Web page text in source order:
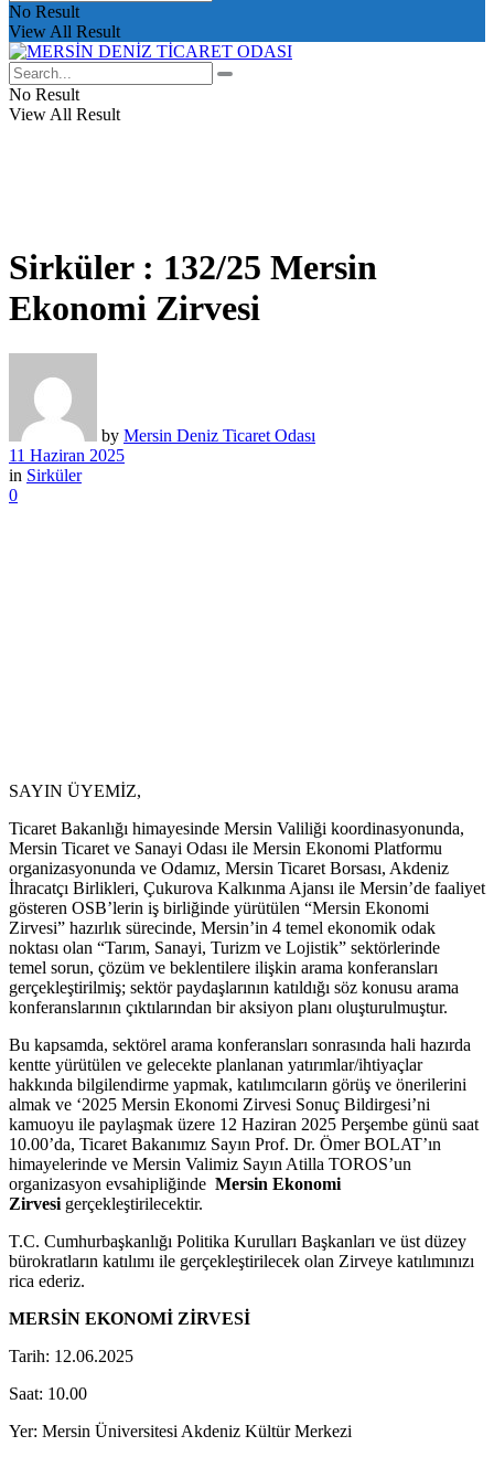
No Result
View All Result
No Result
View All Result
Sirküler : 132/25 Mersin
Ekonomi Zirvesi
by Mersin Deniz Ticaret Odası
11 Haziran 2025
in Sirküler
0
SAYIN ÜYEMİZ,
Ticaret Bakanlığı himayesinde Mersin Valiliği koordinasyonunda,
Mersin Ticaret ve Sanayi Odası ile Mersin Ekonomi Platformu
organizasyonunda ve Odamız, Mersin Ticaret Borsası, Akdeniz
İhracatçı Birlikleri, Çukurova Kalkınma Ajansı ile Mersin’de faaliyet
gösteren OSB’lerin iş birliğinde yürütülen “Mersin Ekonomi
Zirvesi” hazırlık sürecinde, Mersin’in 4 temel ekonomik odak
noktası olan “Tarım, Sanayi, Turizm ve Lojistik” sektörlerinde
temel sorun, çözüm ve beklentilere ilişkin arama konferansları
gerçekleştirilmiş; sektör paydaşlarının katıldığı söz konusu arama
konferanslarının çıktılarından bir aksiyon planı oluşturulmuştur.
Bu kapsamda, sektörel arama konferansları sonrasında hali hazırda
kentte yürütülen ve gelecekte planlanan yatırımlar/ihtiyaçlar
hakkında bilgilendirme yapmak, katılımcıların görüş ve önerilerini
almak ve ‘2025 Mersin Ekonomi Zirvesi Sonuç Bildirgesi’ni
kamuoyu ile paylaşmak üzere 12 Haziran 2025 Perşembe günü saat
10.00’da, Ticaret Bakanımız Sayın Prof. Dr. Ömer BOLAT’ın
himayelerinde ve Mersin Valimiz Sayın Atilla TOROS’un
organizasyon evsahipliğinde Mersin Ekonomi
Zirvesi gerçekleştirilecektir.
T.C. Cumhurbaşkanlığı Politika Kurulları Başkanları ve üst düzey
bürokratların katılımı ile gerçekleştirilecek olan Zirveye katılımınızı
rica ederiz.
MERSİN EKONOMİ ZİRVESİ
Tarih: 12.06.2025
Saat: 10.00
Yer: Mersin Üniversitesi Akdeniz Kültür Merkezi